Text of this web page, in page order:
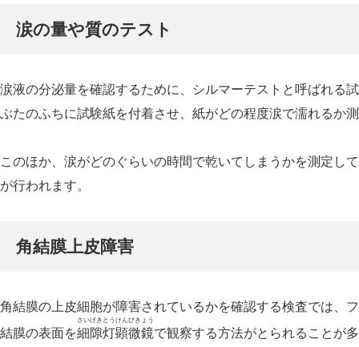
涙の量や質のテスト
涙液の分泌量を確認するために、シルマーテストと呼ばれる
ぶたのふちに試験紙を付着させ、紙がどの程度涙で濡れるか
このほか、涙がどのぐらいの時間で乾いてしまうかを測定し
が行われます。
角結膜上皮障害
角結膜の上皮細胞が障害されているかを確認する検査では、
結膜の表面を細隙灯顕微鏡
さいげきとうけんびきょう
で観察する方法がとられることが